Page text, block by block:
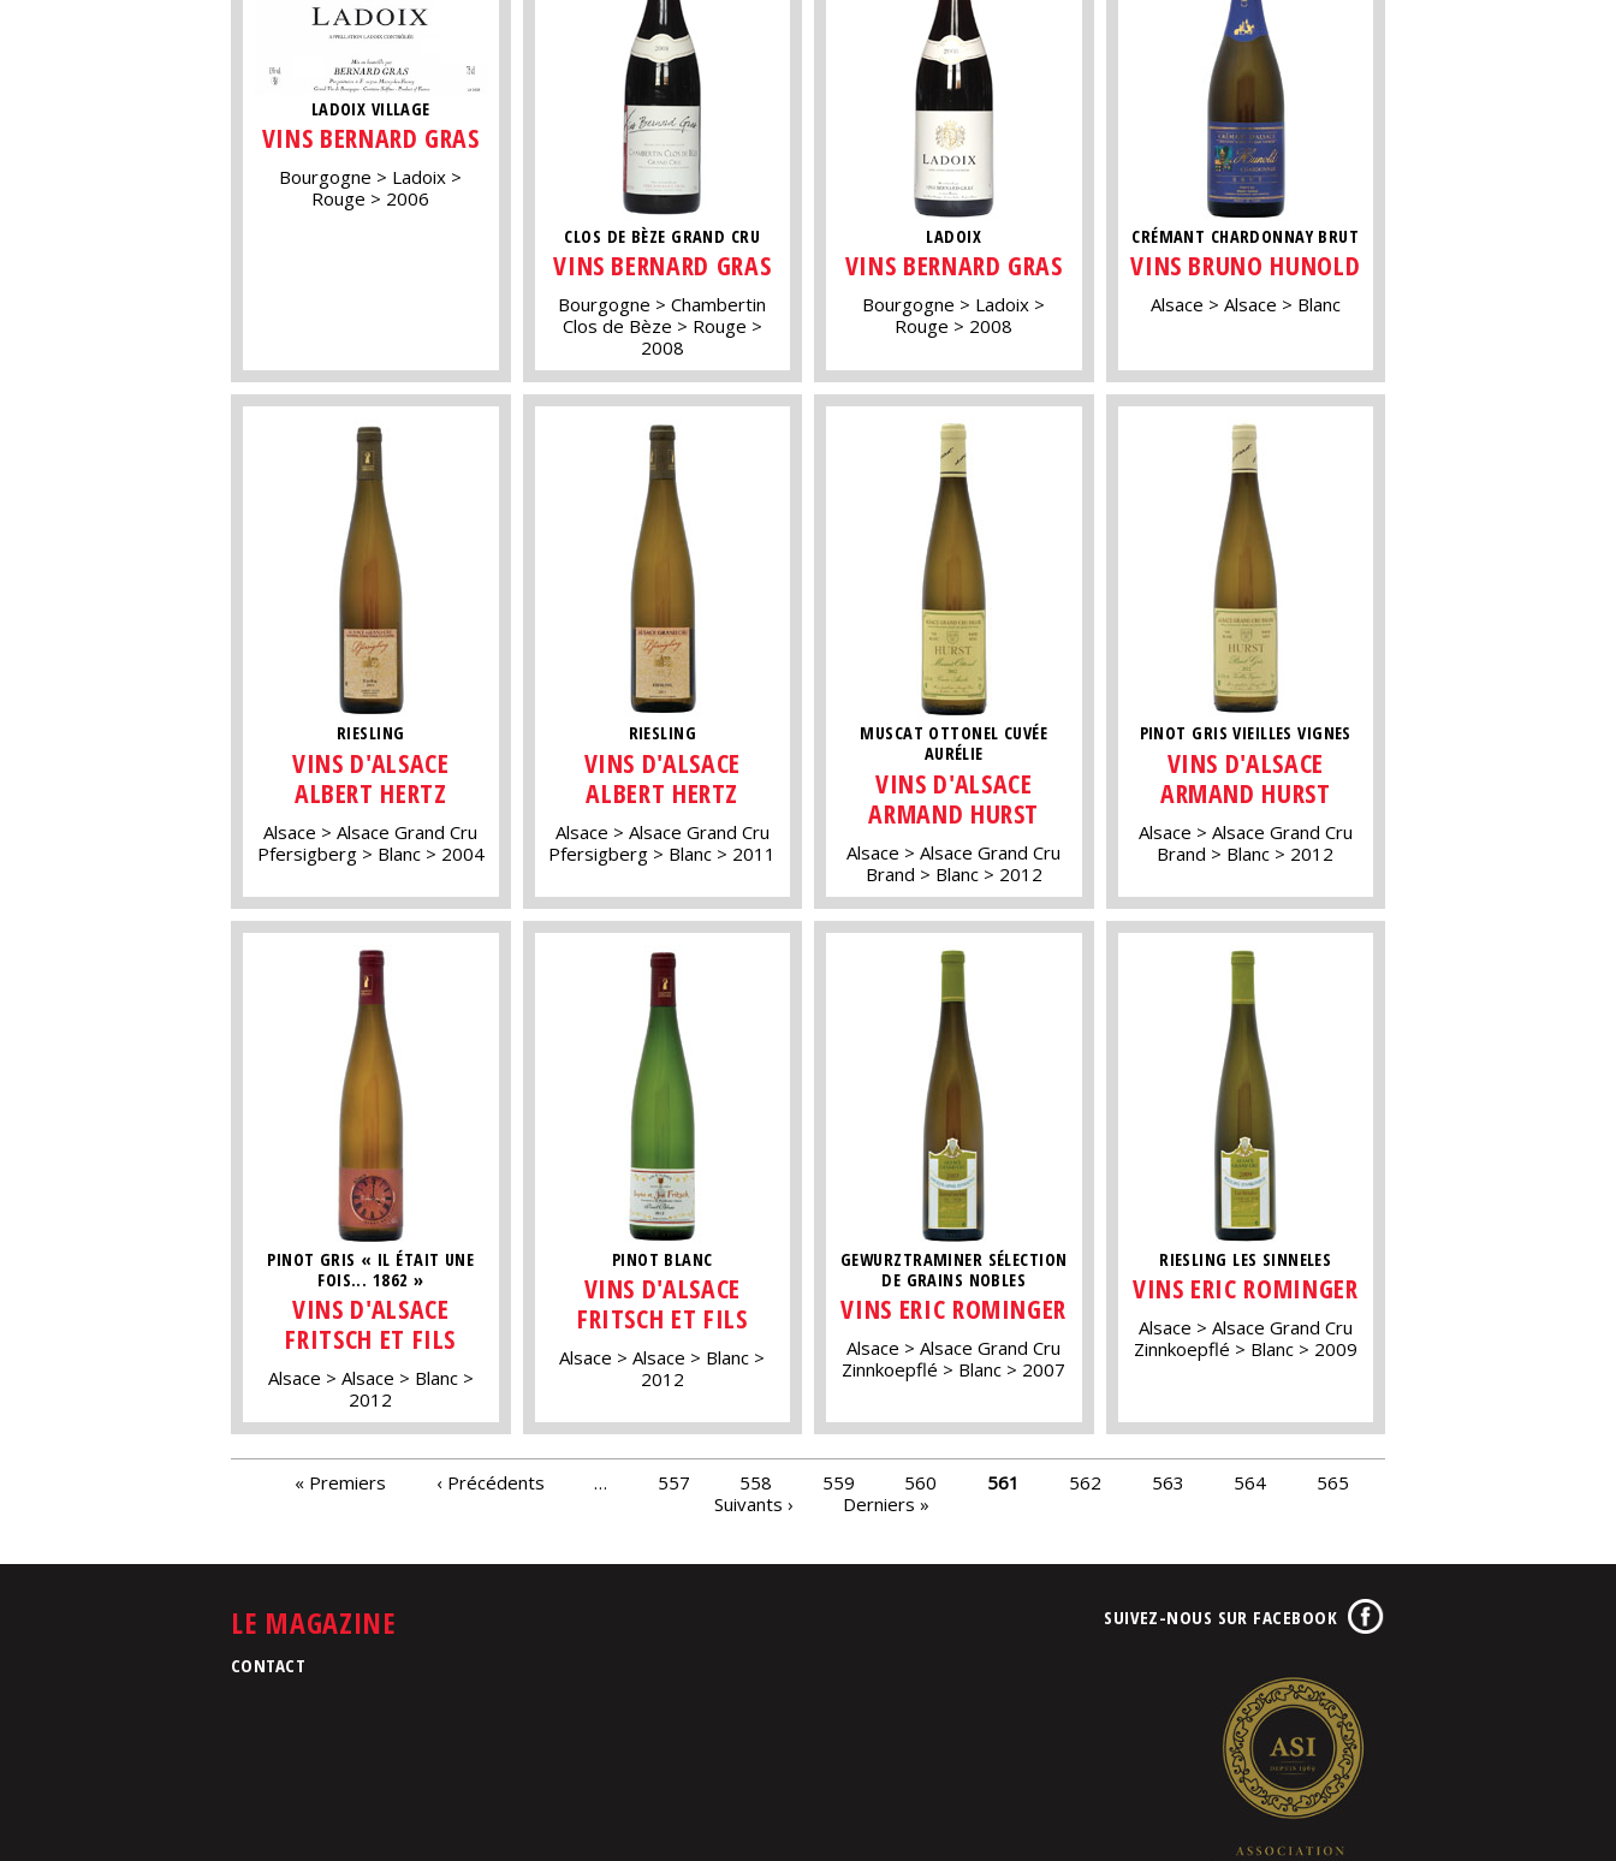
LADOIX VILLAGE
VINS BERNARD GRAS
Bourgogne
Ladoix
Rouge
2006
CLOS DE BÈZE GRAND CRU
VINS BERNARD GRAS
Bourgogne
Chambertin
Clos de Bèze
Rouge
2008
LADOIX
VINS BERNARD GRAS
Bourgogne
Ladoix
Rouge
2008
CRÉMANT CHARDONNAY BRUT
VINS BRUNO HUNOLD
Alsace Alsace Blanc
RIESLING
VINS D'ALSACE
ALBERT HERTZ
Alsace
Alsace Grand Cru
Pfersigberg
Blanc 2004
RIESLING
VINS D'ALSACE
ALBERT HERTZ
Alsace
Alsace Grand Cru
Pfersigberg
Blanc 2011
MUSCAT OTTONEL CUVÉE
AURÉLIE
VINS D'ALSACE
ARMAND HURST
Alsace
Alsace Grand Cru
Brand
Blanc 2012
PINOT GRIS VIEILLES VIGNES
VINS D'ALSACE
ARMAND HURST
Alsace
Alsace Grand Cru
Brand
Blanc 2012
PINOT GRIS « IL ÉTAIT UNE
FOIS... 1862 »
VINS D'ALSACE
FRITSCH ET FILS
Alsace Alsace
Blanc
2012
PINOT BLANC
VINS D'ALSACE
FRITSCH ET FILS
Alsace Alsace
Blanc
2012
GEWURZTRAMINER SÉLECTION
DE GRAINS NOBLES
VINS ERIC ROMINGER
Alsace
Alsace Grand Cru
Zinnkoepflé
Blanc 2007
RIESLING LES SINNELES
VINS ERIC ROMINGER
Alsace
Alsace Grand Cru
Zinnkoepflé
Blanc 2009
PAGES« Premiers ‹ Précédents … 557 558 559 560 561 562 563 564
565
Suivants ›
Derniers »
LE MAGAZINE
CONTACT
SUIVEZ-NOUS SUR FACEBOOK